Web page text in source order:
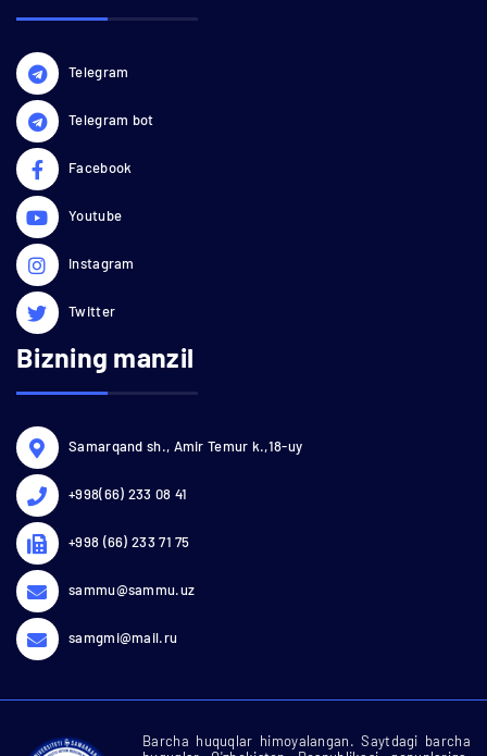
Telegram
Telegram bot
Facebook
Youtube
Instagram
Twitter
Bizning manzil
Samarqand sh., Amir Temur k.,18-uy
+998(66) 233 08 41
+998 (66) 233 71 75
sammu@sammu.uz
samgmi@mail.ru
Barcha huquqlar himoyalangan. Saytdagi barcha